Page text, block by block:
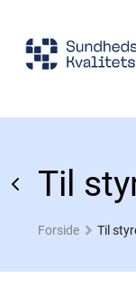
Til
Forside Til